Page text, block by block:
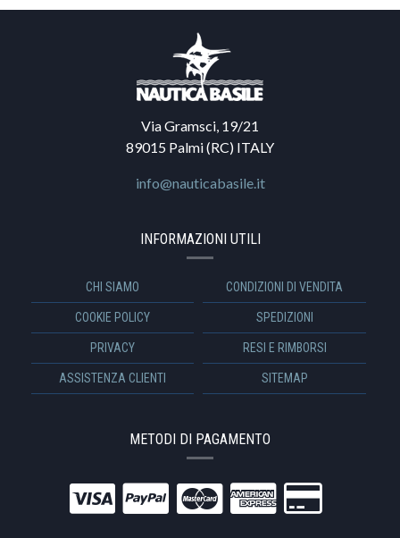
Via Gramsci, 19/21
89015 Palmi (RC) ITALY
info@nauticabasile.it
INFORMAZIONI UTILI
CHI SIAMO CONDIZIONI DI VENDITA
COOKIE POLICY SPEDIZIONI
PRIVACY RESI E RIMBORSI
ASSISTENZA CLIENTI SITEMAP
METODI DI PAGAMENTO